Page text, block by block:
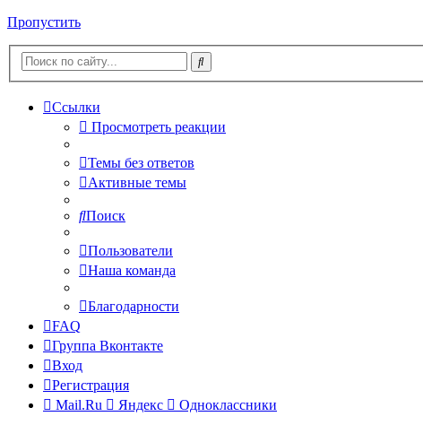
Пропустить
Ссылки
Просмотреть реакции
Темы без ответов
Активные темы
Поиск
Пользователи
Наша команда
Благодарности
FAQ
Группа Вконтакте
Вход
Регистрация
Mail.Ru
Яндекс Одноклассники